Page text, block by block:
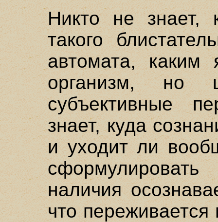
Никто не знает,
такого
автомата, каким
организм, но
субъективные
знает, куда
и уходит ли
наличия
что